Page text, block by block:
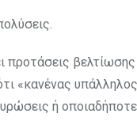
προτάσεις
«κανένας
ή